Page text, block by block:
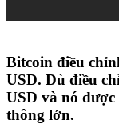
Bitcoin điều
USD. Dù điều
USD và nó
thông lớn.